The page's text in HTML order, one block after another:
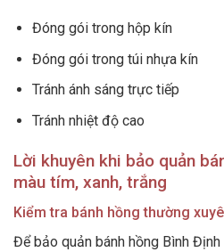
Đóng gói trong hộp kín
Đóng gói trong túi nhựa kín
Tránh ánh sáng trực tiếp
Tránh nhiệt độ cao
Lời khuyên khi bảo quản
màu tím, xanh, trắng
Kiểm tra bánh hồng thường
Để bảo quản bánh hồng Bình